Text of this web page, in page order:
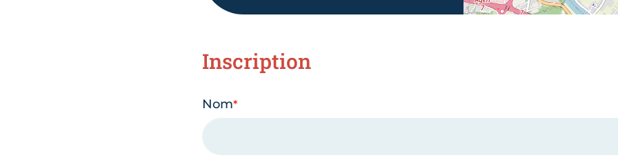
Inscription
Nom